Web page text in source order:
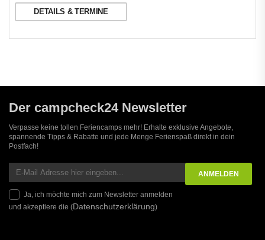
DETAILS & TERMINE
Der campcheck24 Newsletter
Verpasse keine tollen Feriencamps mehr! Erhalte exklusive Angebote,
spannende Tipps & Rabatte und jede Menge Ferienspaß direkt in dein
Postfach!
Ja, ich möchte mich zum Newsletter anmelden
und akzeptiere die (Datenschutzerklärung)